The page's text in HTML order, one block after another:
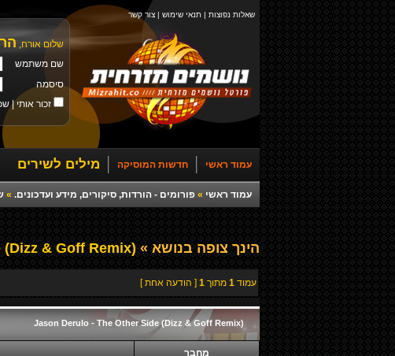
שאלות נפוצות | תנאי שימוש | צור קשר
שלום אורח,
שם משתמש
סיסמה
זכור אותי |
עמוד ראשי חדשות המוסיקה מילים לשירים
עמוד ראשי » פורומים - הורדות, סיקורים, מידע ועדכונים. »
הינך צופה בנושא »
עמוד 1 מתוך 1 [ הודעה אחת ]
Jason Derulo - The Other Side (Dizz & Goff Remix)
מחבר